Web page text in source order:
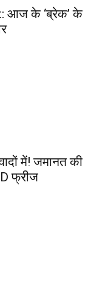
आज के ‘ब्रेक’ के
में! जमानत की
फ्रीज